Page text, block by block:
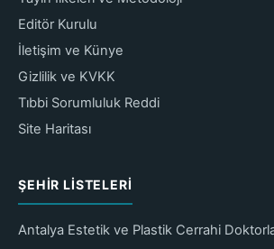
Editör Kurulu
İletişim ve Künye
Gizlilik ve KVKK
Tıbbi Sorumluluk Reddi
Site Haritası
ŞEHIR LISTELERI
Antalya Estetik ve Plastik Cerrahi